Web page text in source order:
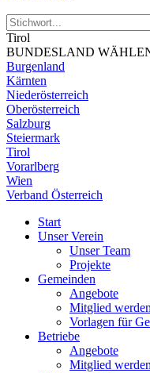
Tirol
BUNDESLAND
Burgenland
Kärnten
Niederösterreich
Oberösterreich
Salzburg
Steiermark
Tirol
Vorarlberg
Wien
Verband Österreich
Start
Unser Verein
Unser Team
Projekte
Gemeinden
Angebote
Mitglied werden
Vorlagen für
Betriebe
Angebote
Mitglied werden